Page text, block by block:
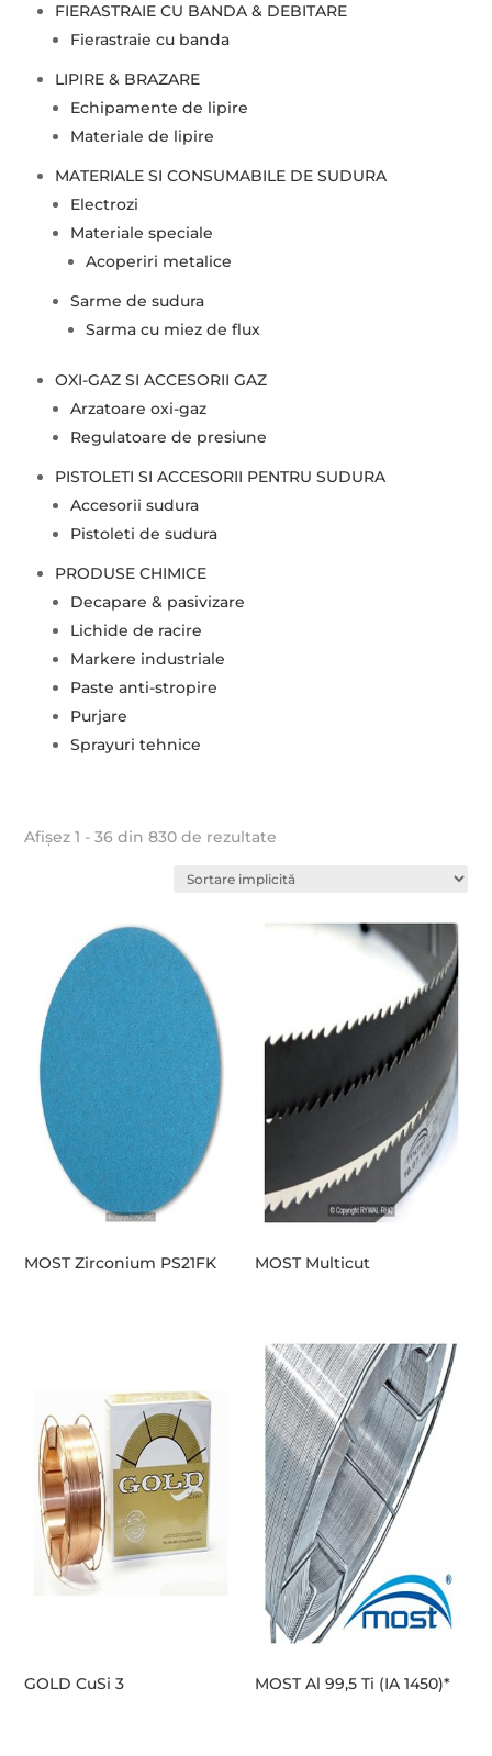
FIERASTRAIE CU BANDA & DEBITARE
Fierastraie cu banda
LIPIRE & BRAZARE
Echipamente de lipire
Materiale de lipire
MATERIALE SI CONSUMABILE DE SUDURA
Electrozi
Materiale speciale
Acoperiri metalice
Sarme de sudura
Sarma cu miez de flux
OXI-GAZ SI ACCESORII GAZ
Arzatoare oxi-gaz
Regulatoare de presiune
PISTOLETI SI ACCESORII PENTRU SUDURA
Accesorii sudura
Pistoleti de sudura
PRODUSE CHIMICE
Decapare & pasivizare
Lichide de racire
Markere industriale
Paste anti-stropire
Purjare
Sprayuri tehnice
Afișez 1 - 36 din 830 de rezultate
MOST Zirconium PS21FK MOST Multicut
GOLD CuSi 3 MOST Al 99,5 Ti (IA 1450)*